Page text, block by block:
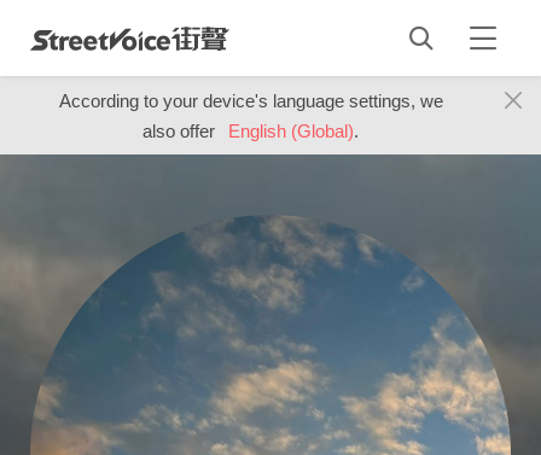
According to your device's language settings, we
also offer
English (Global).